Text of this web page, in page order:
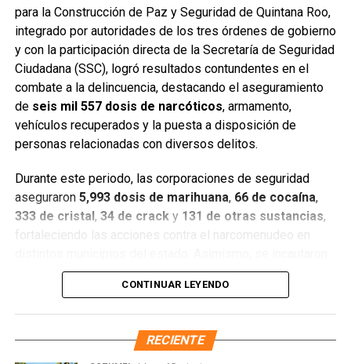
Entre las acciones destacadas se encuentran detenciones
relevantes en
Benito Juárez, Lázaro Cárdenas y Tulum
narcóticos, vehículos y cumplimentaron órdenes de
aprehensión contra personas presuntamente vinculadas
con delitos de alto impacto.
constantes, fortalecer la coordinación interinstitucional y
para la Construcción de Paz y Seguridad de Quintana Roo,
integrado por autoridades de los tres órdenes de gobierno
y con la participación directa de la Secretaría de Seguridad
Ciudadana (SSC), logró resultados contundentes en el
combate a la delincuencia, destacando el aseguramiento
de seis mil 557 dosis de narcóticos, armamento,
vehículos recuperados y la puesta a disposición de
personas relacionadas con diversos delitos.
Durante este periodo, las corporaciones de seguridad
aseguraron 5,993 dosis de marihuana, 66 de cocaína,
333 de cristal, 34 de cracky 131 de otras sustancias,
fortaleciendo las acciones contra el narcomenudeo en
seis armas cortas, una réplica,cuatro armas blancas
130 cartuchos, lo que representa un
golpe significativo a estructuras delictivas.
Gracias a la coordinación tecnológica del C5 y al trabajo
CONTINUAR LEYENDO
RECIENTE